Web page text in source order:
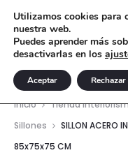
Inicio Tienda
Sillones
SILLON ACERO
85x75x75 CM
Utilizamos cookies para
nuestra web.
Puedes aprender más
desactivarlas en los
Aceptar Rechazar